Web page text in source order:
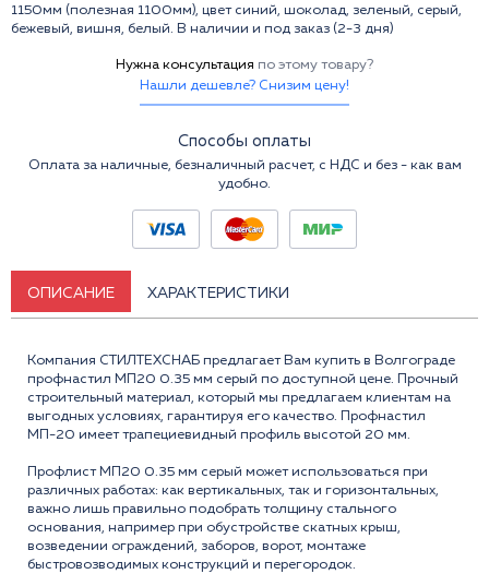
1150мм (полезная 1100мм), цвет синий, шоколад, зеленый, серый,
бежевый, вишня, белый. В наличии и под заказ (2-3 дня)
Нужна консультация по этому товару?
Нашли дешевле? Снизим цену!
Способы оплаты
Оплата за наличные, безналичный расчет, с НДС и без - как вам
удобно.
ОПИСАНИЕ ХАРАКТЕРИСТИКИ
Компания СТИЛТЕХСНАБ предлагает Вам купить в Волгограде
профнастил МП20 0.35 мм серый по доступной цене. Прочный
строительный материал, который мы предлагаем клиентам на
выгодных условиях, гарантируя его качество. Профнастил
МП-20 имеет трапециевидный профиль высотой 20 мм.
Профлист МП20 0.35 мм серый может использоваться при
различных работах: как вертикальных, так и горизонтальных,
важно лишь правильно подобрать толщину стального
основания, например при обустройстве скатных крыш,
возведении ограждений, заборов, ворот, монтаже
быстровозводимых конструкций и перегородок.